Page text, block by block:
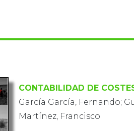
CONTABILIDAD DE
García García, Fernando;
Martínez, Francisco